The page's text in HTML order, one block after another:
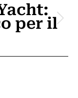
per il